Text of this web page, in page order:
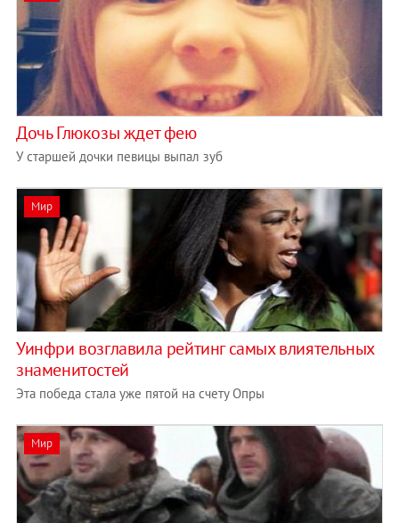
Дочь Глюкозы ждет фею
У старшей дочки певицы выпал зуб
Мир
Уинфри возглавила рейтинг самых влиятельных
знаменитостей
Эта победа стала уже пятой на счету Опры
Мир